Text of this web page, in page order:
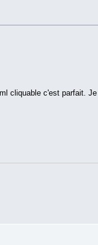
cliquable c'est parfait.